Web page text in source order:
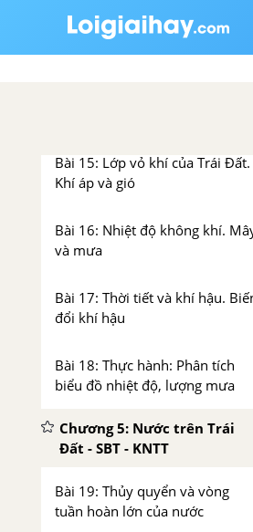
Bài 14: Thực hành: Đọc lược đồ
địa hình tỉ lệ lớn và lát cắt địa
hình đơn giản
Bài 15: Lớp vỏ khí của Trái Đất.
Khí áp và gió
Bài 16: Nhiệt độ không khí.
và mưa
Bài 17: Thời tiết và khí hậu.
đổi khí hậu
Bài 18: Thực hành: Phân tích
biểu đồ nhiệt độ, lượng mưa
Chương 5: Nước trên Trái
Đất - SBT - KNTT
Bài 19: Thủy quyển và vòng
tuần hoàn lớn của nước